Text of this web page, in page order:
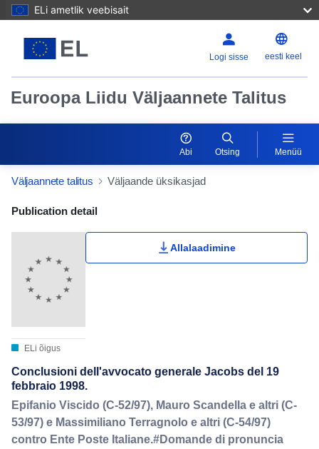
ELi ametlik veebisait
Logi sisse eesti keel
Euroopa Liidu Väljaannete Talitus
Abi Otsing Menüü
Väljaannete talitus Väljaande üksikasjad
Publication Detail Actions Portlet
Publication detail
ELi õigus
Allalaadimine
Conclusioni dell'avvocato generale Jacobs del 19
febbraio 1998.
Epifanio Viscido (C-52/97), Mauro Scandella e altri (C-
53/97) e Massimiliano Terragnolo e altri (C-54/97)
contro Ente Poste Italiane.#Domande di pronuncia